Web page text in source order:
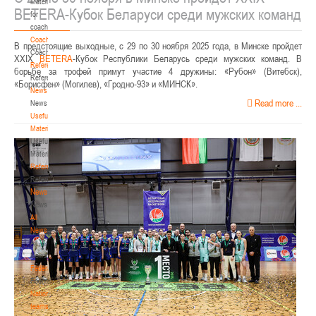
for
coaches
Coaches
Coaches
Refereeing
Refereeing
News
News
Useful
Materials
Useful
Materials
Referees
Referees
News
News
All
News
All
News
Federation
Federation
National
teams
BETERA-Кубок Беларуси среди мужских команд
В предстоящие выходные, с 29 по 30 ноября 2025 года, в Минске пройдет
XXIXBETERA-Кубок Республики Беларусь среди мужских команд. В
борьбе за трофей примут участие 4 дружины: «Рубон» (Витебск),
«Борисфен» (Могилев), «Гродно-93» и «МИНСК».
Read more ...